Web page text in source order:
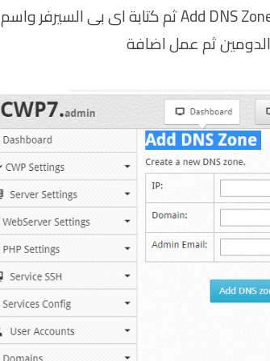
2- بعد الدخول الى لوحة التحكم يتم الضعط علىAdd DNS Zone ثم كتابة اى بى السيرفر واسم
ثم عمل اضافة